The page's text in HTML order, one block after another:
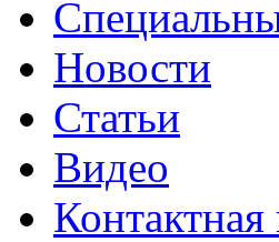
Новости
Статьи
Видео